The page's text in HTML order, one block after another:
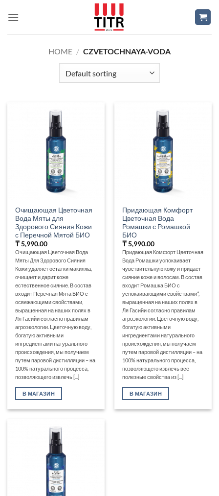
HOME / CZVETOCHNAYA-VODA
Очищающая Цветочная
Вода Мяты для
Здорового Сияния Кожи
с Перечной Мятой БИО
₸5,990.00
Очищающая Цветочная Вода
Мяты Для Здорового Сияния
Кожи удаляет остатки макияжа,
очищает и дарит коже
естественное сияние. В состав
входит Перечная Мята БИО с
освежающими свойствами,
выращенная на наших полях в
Ля Гасийи согласно правилам
агроэкологии. Цветочную воду,
богатую активными
ингредиентами натурального
происхождения, мы получаем
путем паровой дистилляции – на
100% натурального процесса,
позволяющего извлечь [...]
В МАГАЗИН
Придающая Комфорт
Цветочная Вода
Ромашки с Ромашкой
БИО
₸5,990.00
Придающая Комфорт Цветочная
Вода Ромашки успокаивает
чувствительную кожу и придает
сияние коже и волосам. В состав
входит Ромашка БИО с
успокаивающими свойствами*,
выращенная на наших полях в
Ля Гасийи согласно правилам
агроэкологии. Цветочную воду,
богатую активными
ингредиентами натурального
происхождения, мы получаем
путем паровой дистилляции – на
100% натурального процесса,
позволяющего извлечь все
полезные свойства из [...]
В МАГАЗИН